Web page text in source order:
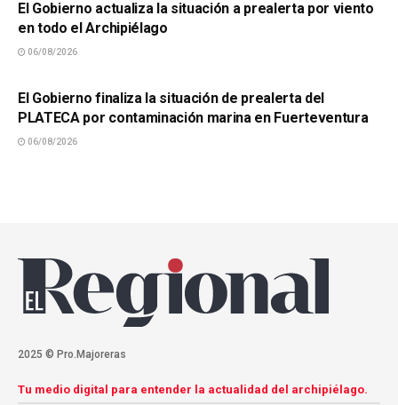
El Gobierno actualiza la situación a prealerta por viento
en todo el Archipiélago
06/08/2026
El Gobierno finaliza la situación de prealerta del
PLATECA por contaminación marina en Fuerteventura
06/08/2026
2025 © Pro.Majoreras
Tu medio digital para entender la actualidad del archipiélago.